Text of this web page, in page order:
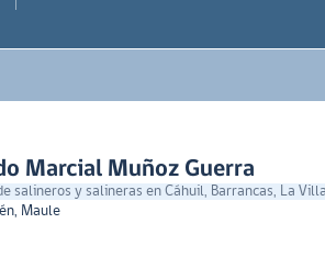
Marcial Muñoz Guerra
salineros y salineras en Cáhuil, Barrancas, La
Maule